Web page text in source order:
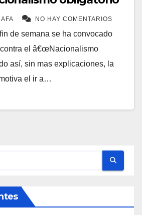
NO HAY COMENTARIOS
de semana se ha convocado
el â€œNacionalismo
así­, sin mas explicaciones, la
el ir a…